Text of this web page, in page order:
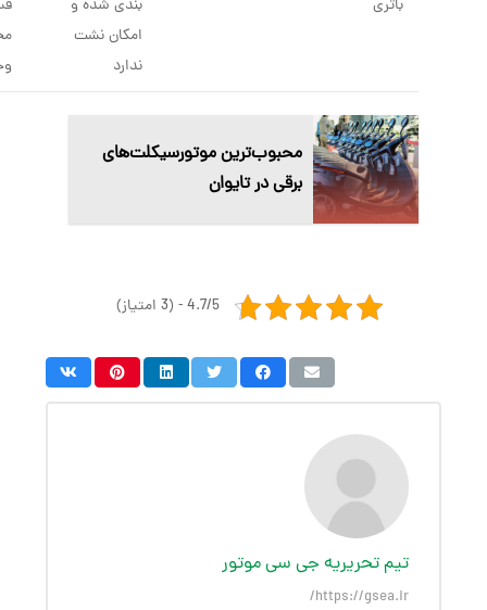
باتری
بندی شده و
امکان نشت
ندارد
محبوب‌ترین موتورسیکلت‌های
برقی در تایوان
4.7/5 - (3 امتیاز)
تیم تحریریه جی سی موتور
https://gsea.ir/